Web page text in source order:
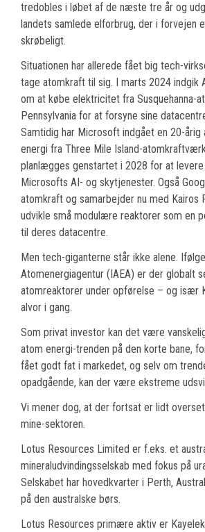
tredobles i løbet af de næste tre år og
landets samlede elforbrug, der i forvejen
skrøbeligt.
Situationen har allerede fået big tech-
tage atomkraft til sig. I marts 2024 indgik
om at købe elektricitet fra Susquehanna-
Pennsylvania for at forsyne sine
Samtidig har Microsoft indgået en 20-årig
energi fra Three Mile Island-
planlægges genstartet i 2028 for at levere
Microsofts AI- og skytjenester. Også
atomkraft og samarbejder nu med Kairos
udvikle små modulære reaktorer som en
til deres datacentre.
Men tech-giganterne står ikke alene.
Atomenergiagentur (IAEA) er der globalt
atomreaktorer under opførelse – og især
alvor i gang.
Som privat investor kan det være
atom energi-trenden på den korte bane,
fået godt fat i markedet, og selv om
opadgående, kan der være ekstreme
Vi mener dog, at der fortsat er lidt
mine-sektoren.
Lotus Resources Limited er f.eks. et
mineraludvindingsselskab med fokus på
Selskabet har hovedkvarter i Perth,
på den australske børs.
Lotus Resources primære aktiv er